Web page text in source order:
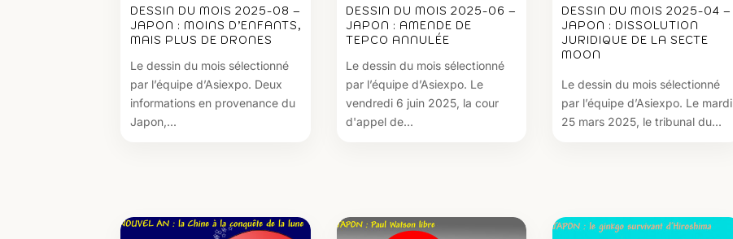
DESSIN DU MOIS 2025-08 –
JAPON : MOINS D’ENFANTS,
MAIS PLUS DE DRONES
Le dessin du mois sélectionné
par l’équipe d’Asiexpo. Deux
informations en provenance du
Japon,...
DESSIN DU MOIS 2025-06 –
JAPON : AMENDE DE
TEPCO ANNULÉE
Le dessin du mois sélectionné
par l’équipe d’Asiexpo. Le
vendredi 6 juin 2025, la cour
d'appel de...
DESSIN DU MOIS 2025-04 –
JAPON : DISSOLUTION
JURIDIQUE DE LA SECTE
MOON
Le dessin du mois sélectionné
par l’équipe d’Asiexpo. Le mardi
25 mars 2025, le tribunal du...